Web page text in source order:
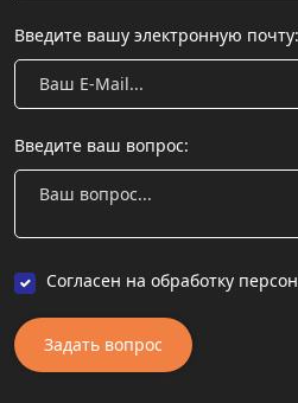
Введите вашу электронную почту:
Введите ваш вопрос:
Согласен на обработку
Задать вопрос